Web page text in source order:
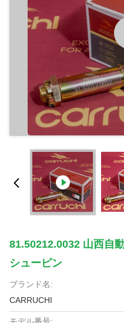
81.50212.0032 山西自
シューピン
ブランド名:
CARRUCHI